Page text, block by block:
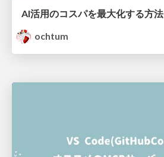
AI活用のコスパを最大化する方法
ochtum